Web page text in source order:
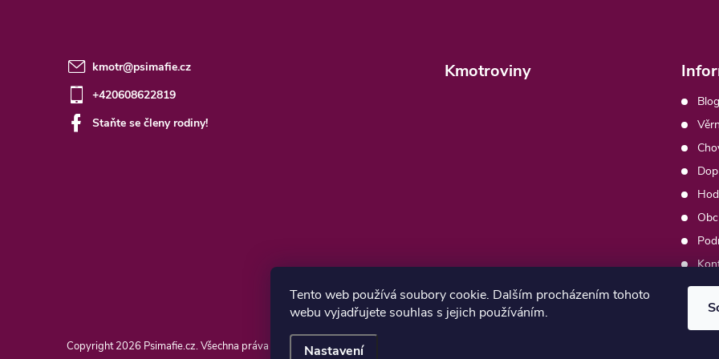
Tento web používá soubory cookie. Dalším procházením tohoto
webu vyjadřujete souhlas s jejich používáním.
Nastavení
kmotr@psimafie.cz
+420608622819
Staňte se členy rodiny!
Kmotroviny
Copyright 2026 Psimafie.cz. Všechna práva vyhrazena.